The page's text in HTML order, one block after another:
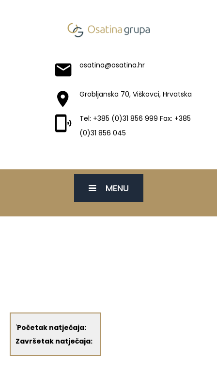
osatina@osatina.hr
Grobljanska 70, Viškovci, Hrvatska
Tel: +385 (0)31 856 999 Fax: +385
(0)31 856 045
MENU
'Početak natječaja:
Završetak natječaja: